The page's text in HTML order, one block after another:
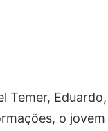
Temer,
o jovem